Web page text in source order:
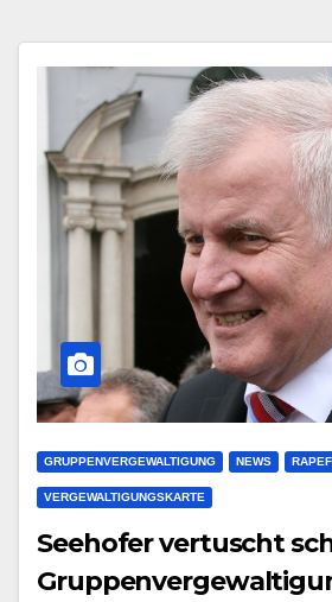
GRUPPENVERGEWALTIGUNG NEWS
VERGEWALTIGUNGSKARTE
Seehofer vertuscht